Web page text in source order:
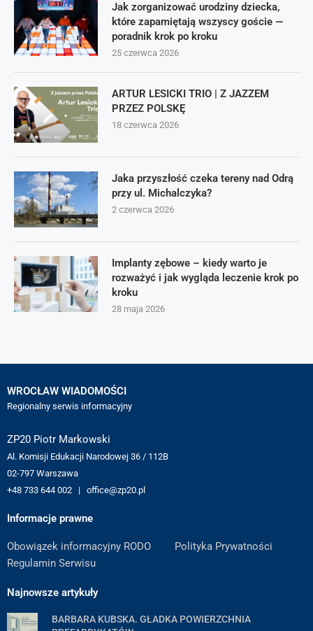
Jak zorganizować urodziny dziecka,
które zapamiętają wszyscy goście —
poradnik krok po kroku
25 czerwca 2026
ARTUR LESICKI TRIO | Z JAZZEM
PRZEZ POLSKĘ
18 czerwca 2026
Jaka przyszłość czeka tereny nad Odrą
przy ul. Michalczyka?
2 czerwca 2026
Implanty zębowe – kiedy warto je
rozważyć i jak wygląda leczenie krok po
kroku
28 maja 2026
WROCŁAW WIADOMOŚCI
Regionalny serwis informacyjny
ZP20 Piotr Markowski
Al. Komisji Edukacji Narodowej 36 / 112B
02-797 Warszawa
+48 733 644 002 | office@zp20.pl
Informacje prawne
Obowiązek informacyjny RODO
Polityka Prywatności
Regulamin Serwisu
Najnowsze artykuły
BARBARA KUBSKA. GŁADKA POWIERZCHNIA